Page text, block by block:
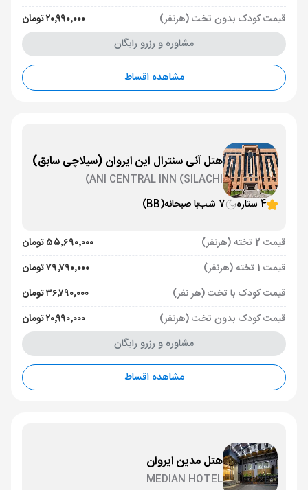
قیمت کودک بدون تخت (هرنفر)
۲۰٬۹۹۰٬۰۰۰ تومان
مشاوره و رزرو رایگان
مشاهده اقساط
هتل آنی سنترال این ایروان (سیلاچی سابق)
ANI CENTRAL INN (SILACHI)
4 ستاره
7 شب با صبحانه(BB)
قیمت 2 تخته (هرنفر)
۵۵٬۶۹۰٬۰۰۰ تومان
قیمت 1 تخته (هرنفر)
۷۹٬۷۹۰٬۰۰۰ تومان
قیمت کودک با تخت (هر نفر)
۳۶٬۷۹۰٬۰۰۰ تومان
قیمت کودک بدون تخت (هرنفر)
۲۰٬۹۹۰٬۰۰۰ تومان
مشاوره و رزرو رایگان
مشاهده اقساط
هتل مدین ایروان
MEDIAN HOTEL